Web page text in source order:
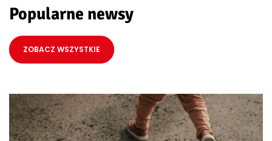
Popularne newsy
ZOBACZ WSZYSTKIE